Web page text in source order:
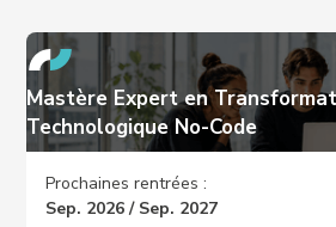
Mastère Expert en
Technologique No-Code
Prochaines rentrées :
Sep. 2026 / Sep. 2027